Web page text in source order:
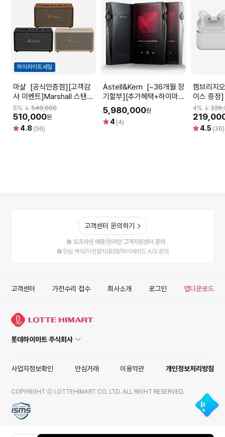
하이라이트세일
마샬 [공식인증점][고객감
사 이벤트]Marshall 스탠모
어3 블루투스 스피커
[STANMORE3][블랙/크
림]
6% ↓ 540,000
510,000원
별 4.8 (56)
Astell&Kern [~36개월 장
기할부][추가혜택+하이마트
케어] 아스텔앤컨
A&ultima SP4000 실버/
블랙 DAP Built on
5,980,000원
별 4 (4)
캠브리지오디
이스 증정
멜로매니
액티브 노
블루투스
4% ↓
별 4.5 (36)
고객센터 문의하기
오프라인 매장/온라인 고객지원센터 문의
안심 케어/이전설치/B2B/하이메이드 A/S 문의
고객센터 가전수리 접수 회사소개 로그인 앱다운로드
롯데하이마트 주식회사
사업자정보확인 안심거래 이용약관 개인정보처리방침
COPYRIGHT ⓒ LOTTEHIMART CO. LTD. ALL RIGHT RESERVED.
ISMS